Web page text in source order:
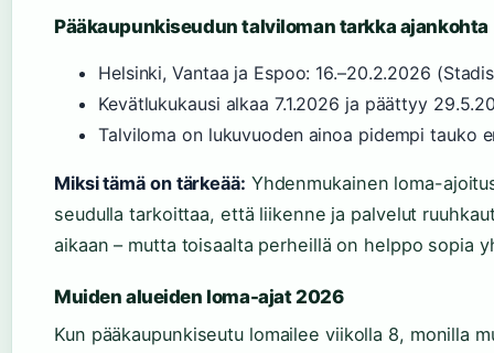
Pääkaupunkiseudun talviloman tarkka ajankohta
Helsinki, Vantaa ja Espoo: 16.–20.2.2026
Kevätlukukausi alkaa 7.1.2026 ja päättyy
Talviloma on lukuvuoden ainoa pidempi tauko
Miksi tämä on tärkeää: Yhdenmukainen loma-
seudulla tarkoittaa, että liikenne ja palvelut
aikaan – mutta toisaalta perheillä on helppo sopia
Muiden alueiden loma-ajat 2026
Kun pääkaupunkiseutu lomailee viikolla 8, monilla